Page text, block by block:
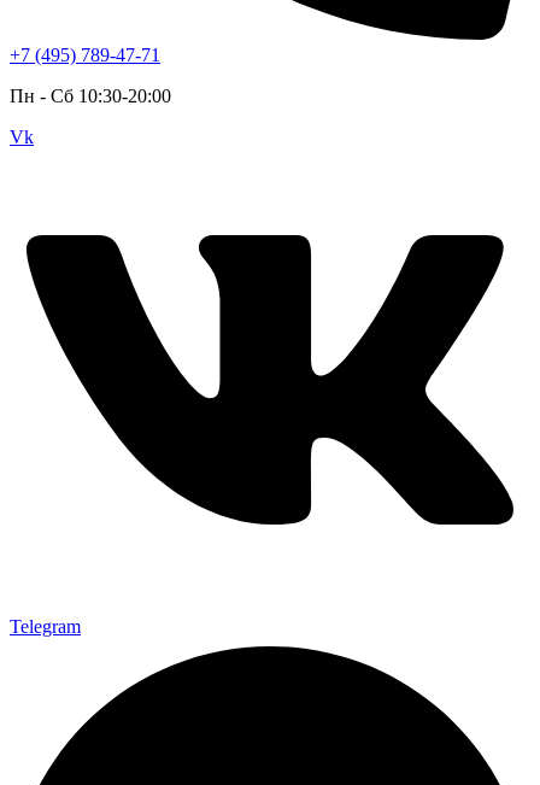
+7 (495) 789-47-71
Пн - Cб 10:30-20:00
Vk
Telegram